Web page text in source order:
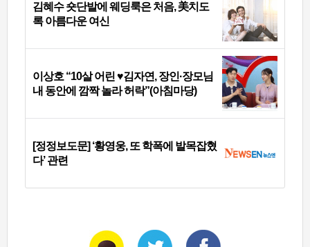
김혜수 숏단발에 웨딩룩은 처음, 美치도
록 아름다운 여신
이상호 “10살 어린 ♥김자연, 장인·장모님
내 동안에 깜짝 놀라 허락”(아침마당)
[정정보도문] ‘황영웅, 또 학폭에 발목잡혔
다’ 관련